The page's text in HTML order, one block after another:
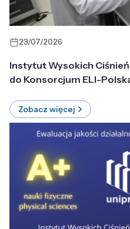
23/07/2026
Instytut Wysokich Ciśnień
do Konsorcjum ELI-
Zobacz więcej